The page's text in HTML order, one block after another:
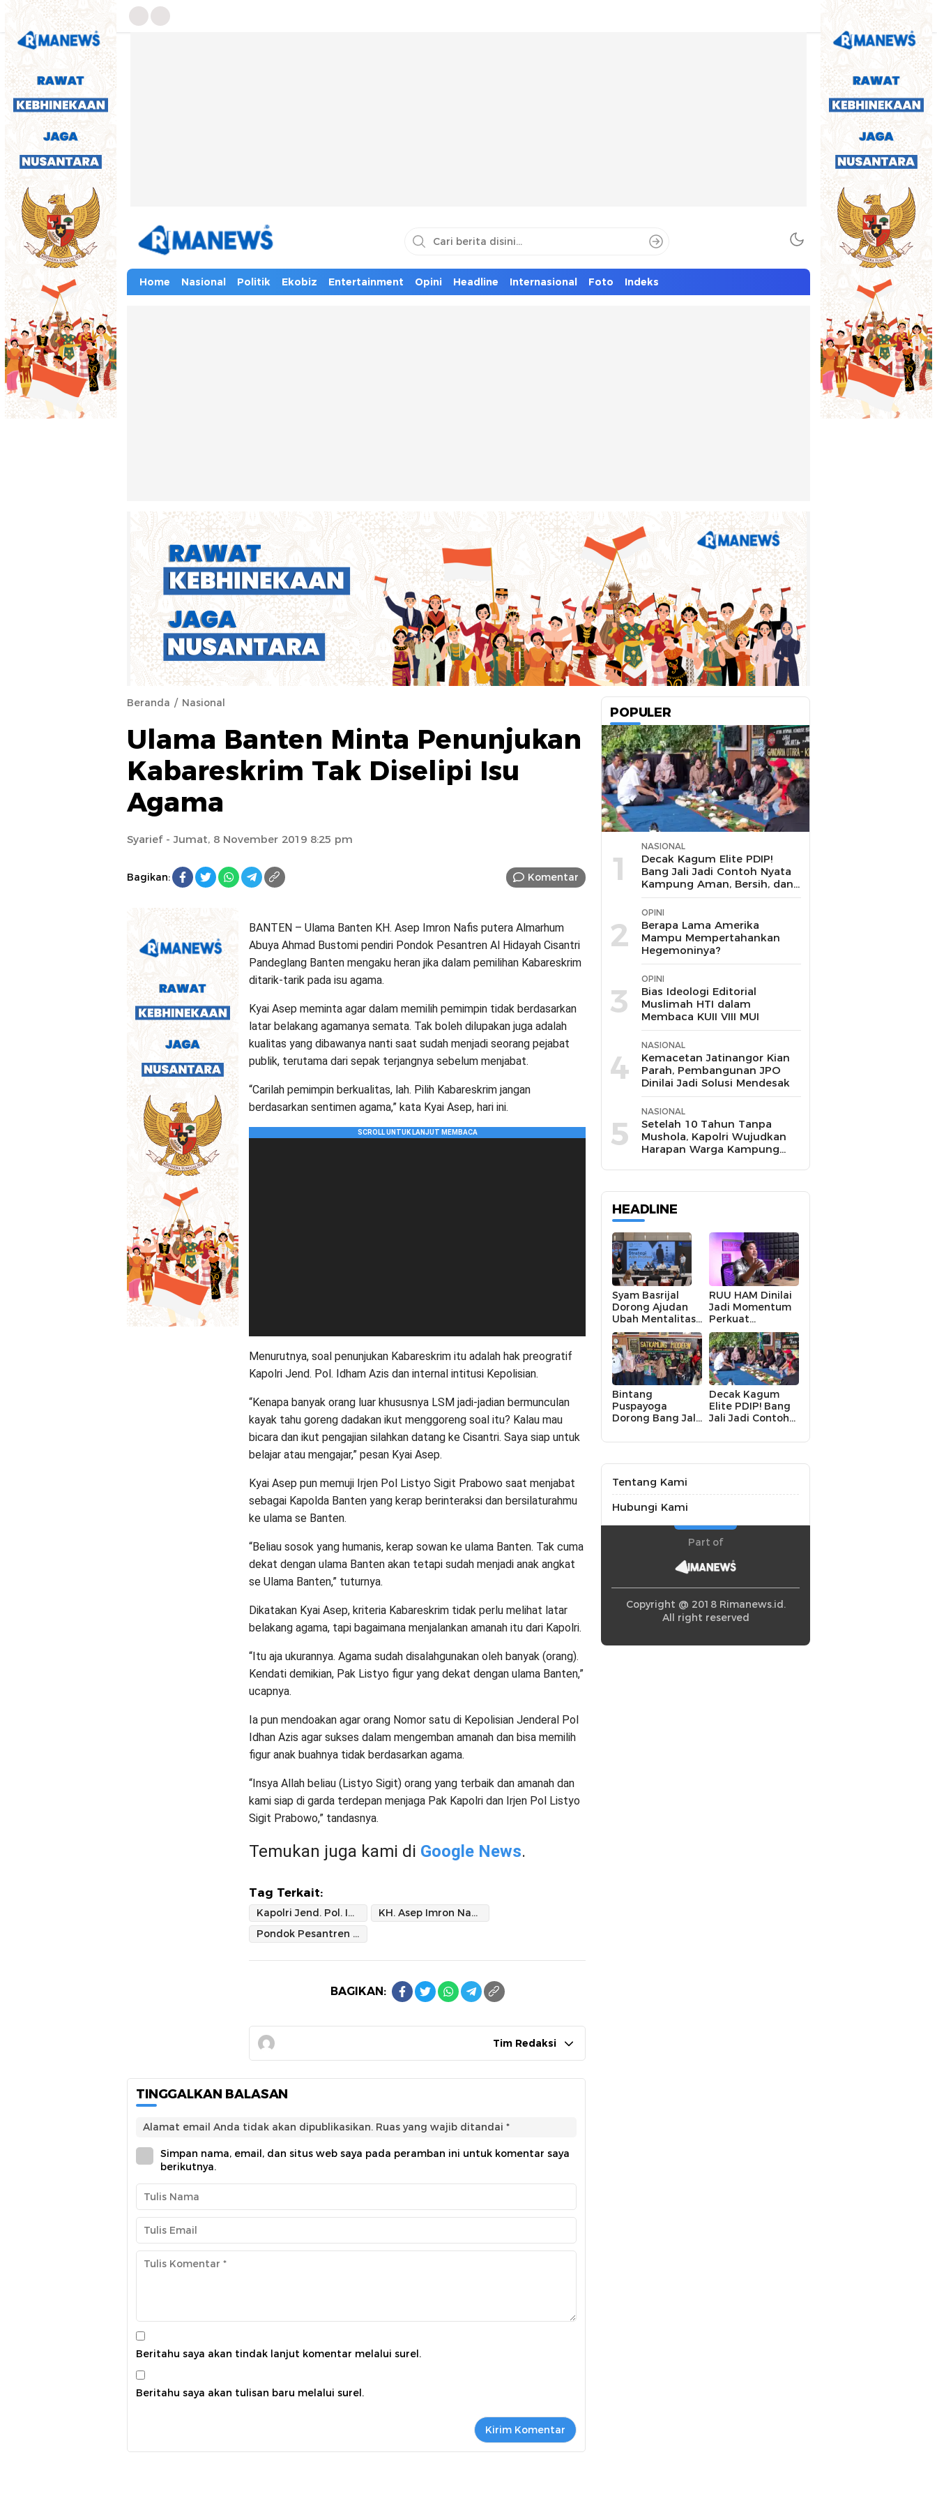
Home Nasional Politik Ekobiz Entertainment Opini Headline Internasional Foto Indeks
Beranda Nasional
Ulama Banten Minta Penunjukan
Kabareskrim Tak Diselipi Isu
Agama
Syarief- Jumat, 8 November 2019 8:25 pm
Bagikan: Komentar
BANTEN – Ulama Banten KH. Asep Imron Nafis putera Almarhum
Abuya Ahmad Bustomi pendiri Pondok Pesantren Al Hidayah Cisantri
Pandeglang Banten mengaku heran jika dalam pemilihan Kabareskrim
ditarik-tarik pada isu agama.
Kyai Asep meminta agar dalam memilih pemimpin tidak berdasarkan
latar belakang agamanya semata. Tak boleh dilupakan juga adalah
kualitas yang dibawanya nanti saat sudah menjadi seorang pejabat
publik, terutama dari sepak terjangnya sebelum menjabat.
“Carilah pemimpin berkualitas, lah. Pilih Kabareskrim jangan
berdasarkan sentimen agama,” kata Kyai Asep, hari ini.
Menurutnya, soal penunjukan Kabareskrim itu adalah hak preogratif
Kapolri Jend. Pol. Idham Azis dan internal intitusi Kepolisian.
“Kenapa banyak orang luar khususnya LSM jadi-jadian bermunculan
kayak tahu goreng dadakan ikut menggoreng soal itu? Kalau mau
bicara dan ikut pengajian silahkan datang ke Cisantri. Saya siap untuk
belajar atau mengajar,” pesan Kyai Asep.
Kyai Asep pun memuji Irjen Pol Listyo Sigit Prabowo saat menjabat
sebagai Kapolda Banten yang kerap berinteraksi dan bersilaturahmu
ke ulama se Banten.
“Beliau sosok yang humanis, kerap sowan ke ulama Banten. Tak cuma
dekat dengan ulama Banten akan tetapi sudah menjadi anak angkat
se Ulama Banten,” tuturnya.
Dikatakan Kyai Asep, kriteria Kabareskrim tidak perlu melihat latar
belakang agama, tapi bagaimana menjalankan amanah itu dari Kapolri.
“Itu aja ukurannya. Agama sudah disalahgunakan oleh banyak (orang).
Kendati demikian, Pak Listyo figur yang dekat dengan ulama Banten,”
ucapnya.
Ia pun mendoakan agar orang Nomor satu di Kepolisian Jenderal Pol
Idhan Azis agar sukses dalam mengemban amanah dan bisa memilih
figur anak buahnya tidak berdasarkan agama.
“Insya Allah beliau (Listyo Sigit) orang yang terbaik dan amanah dan
kami siap di garda terdepan menjaga Pak Kapolri dan Irjen Pol Listyo
Sigit Prabowo,” tandasnya.
Temukan juga kami di Google News.
Tag Terkait:
Kapolri Jend. Pol. Idham Aziz
KH. Asep Imron Nafis
Pondok Pesantren Al Hidayah Cisantri Pandeglang Banten
BAGIKAN:
Tim Redaksi
TINGGALKAN BALASAN
Alamat email Anda tidak akan dipublikasikan. Ruas yang wajib ditandai *
Simpan nama, email, dan situs web saya pada peramban ini untuk komentar saya
berikutnya.
Beritahu saya akan tindak lanjut komentar melalui surel.
Beritahu saya akan tulisan baru melalui surel.
POPULER
1
NASIONAL
Decak Kagum Elite PDIP!
Bang Jali Jadi Contoh Nyata
Kampung Aman, Bersih, dan
Mandiri
2
OPINI
Berapa Lama Amerika
Mampu Mempertahankan
Hegemoninya?
3
OPINI
Bias Ideologi Editorial
Muslimah HTI dalam
Membaca KUII VIII MUI
4
NASIONAL
Kemacetan Jatinangor Kian
Parah, Pembangunan JPO
Dinilai Jadi Solusi Mendesak
5
NASIONAL
Setelah 10 Tahun Tanpa
Mushola, Kapolri Wujudkan
Harapan Warga Kampung
HEADLINE
Syam Basrijal
Dorong Ajudan
Ubah Mentalitas:
Dari Pelaksana
Instruksi Jadi
Pencipta Nilai
RUU HAM Dinilai
Jadi Momentum
Perkuat
Perlindungan
Hak Asasi
Manusia,
Partisipasi Publik
Perlu
Dimaksimalkan
Bintang
Puspayoga
Dorong Bang Jali
Literasi hingga
Jadi Fokus
Decak Kagum
Elite PDIP! Bang
Jali Jadi Contoh
Aman, Bersih, dan
Tentang Kami
Hubungi Kami
Part of
Copyright @ 2018 Rimanews.id.
All right reserved